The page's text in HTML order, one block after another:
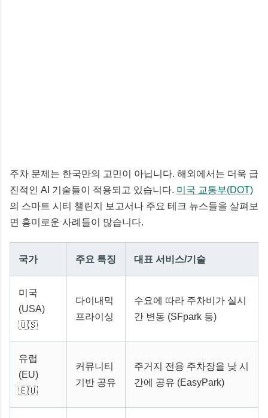
주차 문제는 한국만의 고민이 아닙니다. 해외에서는 더욱 급
진적인 AI 기술들이 적용되고 있습니다. 미국 교통부(DOT)
의 스마트 시티 챌린지 보고서나 주요 테크 뉴스들을 살펴보
면 흥미로운 사례들이 많습니다.
국가 주요 특징 대표 서비스/기술
미국
(USA)
🇺🇸
다이내믹
프라이싱
수요에 따라 주차비가 실시
간 변동 (SFpark 등)
유럽
(EU)
🇪🇺
커뮤니티
기반 공유
주거지 전용 주차장을 낮 시
간에 공유 (EasyPark)